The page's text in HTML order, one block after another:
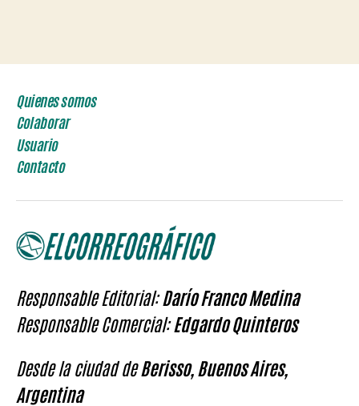
Quienes somos
Colaborar
Usuario
Contacto
Responsable Editorial:Darío Franco Medina
Responsable Comercial:Edgardo Quinteros
Desde la ciudad deBerisso, Buenos Aires,
Argentina